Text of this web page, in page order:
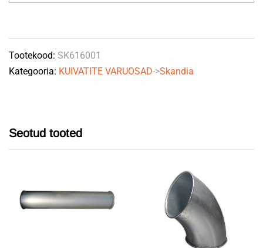
Tootekood: SK616001
Kategooria: KUIVATITE VARUOSAD->Skandia
Seotud tooted